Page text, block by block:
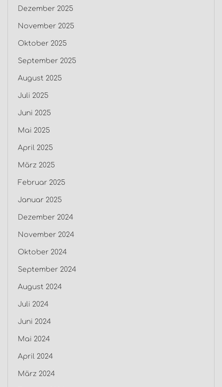
Dezember 2025
November 2025
Oktober 2025
September 2025
August 2025
Juli 2025
Juni 2025
Mai 2025
April 2025
März 2025
Februar 2025
Januar 2025
Dezember 2024
November 2024
Oktober 2024
September 2024
August 2024
Juli 2024
Juni 2024
Mai 2024
April 2024
März 2024